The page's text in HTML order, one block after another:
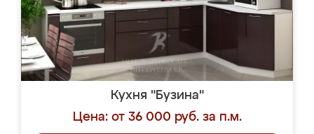
Кухня "Бузина"
Цена: от 36 000 руб. за п.м.